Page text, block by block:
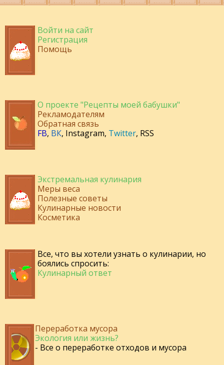
Войти на сайт
Регистрация
Помощь
О проекте "Рецепты моей бабушки"
Рекламодателям
Обратная связь
FB, ВК, Instagram, Twitter, RSS
Экстремальная кулинария
Меры веса
Полезные советы
Кулинарные новости
Косметика
Все, что вы хотели узнать о кулинарии, но
боялись спросить:
Кулинарный ответ
Переработка мусора
Экология или жизнь?
- Все о переработке отходов и мусора